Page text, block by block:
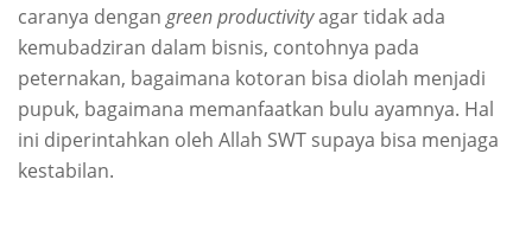
caranya dengan green productivityagar tidak ada
kemubadziran dalam bisnis, contohnya pada
peternakan, bagaimana kotoran bisa diolah menjadi
pupuk, bagaimana memanfaatkan bulu ayamnya. Hal
ini diperintahkan oleh Allah SWT supaya bisa menjaga
kestabilan.